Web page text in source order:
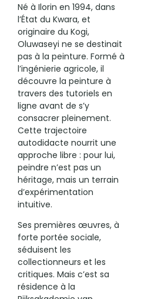
Né à Ilorin en 1994, dans
l’État du Kwara, et
originaire du Kogi,
Oluwaseyi ne se destinait
pas à la peinture. Formé à
l’ingénierie agricole, il
découvre la peinture à
travers des tutoriels en
ligne avant de s’y
consacrer pleinement.
Cette trajectoire
autodidacte nourrit une
approche libre : pour lui,
peindre n’est pas un
héritage, mais un terrain
d’expérimentation
intuitive.
Ses premières œuvres, à
forte portée sociale,
séduisent les
collectionneurs et les
critiques. Mais c’est sa
résidence à la